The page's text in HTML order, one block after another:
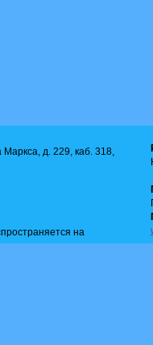
Маркса, д. 229, каб. 318,
на